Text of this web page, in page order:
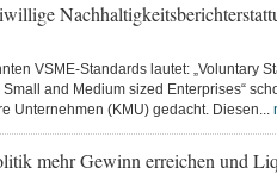
VSME-Standards lautet: „Voluntary
Small and Medium sized Enterprises“
Unternehmen (KMU) gedacht. Diesen...
mehr Gewinn erreichen und